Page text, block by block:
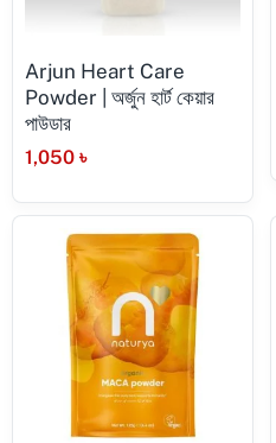
Arjun Heart Care
Powder | অর্জুন হার্ট কেয়ার
পাউডার
1,050 ৳